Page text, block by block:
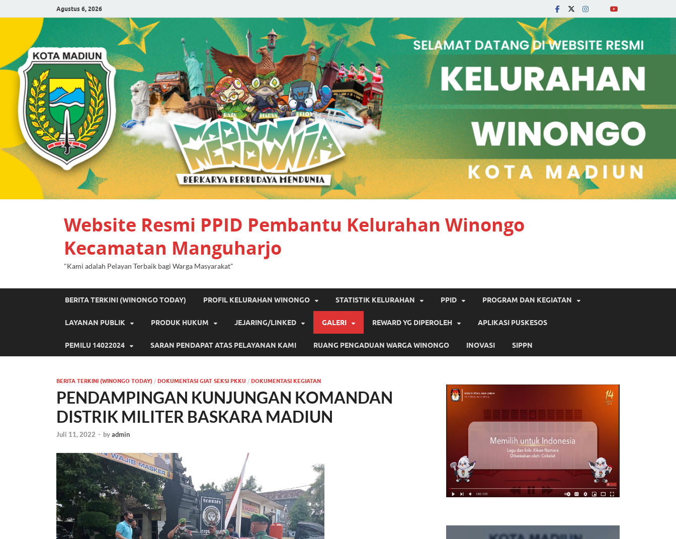
Agustus 6, 2026
Website Resmi PPID Pembantu Kelurahan Winongo
Kecamatan Manguharjo
"Kami adalah Pelayan Terbaik bagi Warga Masyarakat"
BERITA TERKINI (WINONGO TODAY) PROFIL KELURAHAN WINONGO STATISTIK KELURAHAN PPID PROGRAM DAN KEGIATAN
LAYANAN PUBLIK PRODUK HUKUM JEJARING/LINKED GALERI REWARD YG DIPEROLEH APLIKASI PUSKESOS
PEMILU 14022024 SARAN PENDAPAT ATAS PELAYANAN KAMI RUANG PENGADUAN WARGA WINONGO INOVASI SIPPN
BERITA TERKINI (WINONGO TODAY) / DOKUMENTASI GIAT SEKSI PKKU / DOKUMENTASI KEGIATAN
PENDAMPINGAN KUNJUNGAN KOMANDAN
DISTRIK MILITER BASKARA MADIUN
Juli 11, 2022 - byadmin